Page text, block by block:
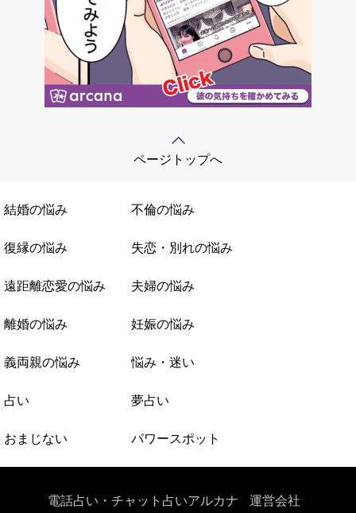
ページトップへ
結婚の悩み 不倫の悩み
復縁の悩み 失恋・別れの悩み
遠距離恋愛の悩み 夫婦の悩み
離婚の悩み 妊娠の悩み
義両親の悩み 悩み・迷い
占い 夢占い
おまじない パワースポット
電話占い・チャット占いアルカナ 運営会社